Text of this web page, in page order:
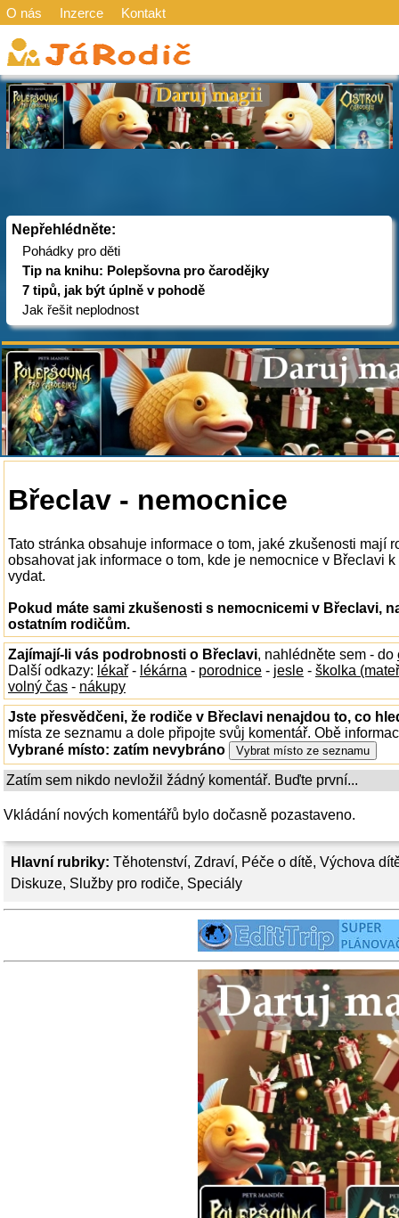
O nás Inzerce Kontakt
Nepřehlédněte:
Pohádky pro děti
Tip na knihu: Polepšovna pro čarodějky
7 tipů, jak být úplně v pohodě
Jak řešit neplodnost
Hlavní rubriky: Těhotenství, Zdraví, Péče o dítě, Výchova
Diskuze, Služby pro rodiče, Speciály
Břeclav - nemocnice
Tato stránka obsahuje informace o tom, jaké zkušenosti mají
obsahovat jak informace o tom, kde je nemocnice v Břeclavi
vydat.
Pokud máte sami zkušenosti s nemocnicemi v Břeclavi,
ostatním rodičům.
Zajímají-li vás podrobnosti o Břeclavi, nahlédněte sem - do
Další odkazy: lékař - lékárna - porodnice - jesle - školka
volný čas - nákupy
Jste přesvědčeni, že rodiče v Břeclavi nenajdou to, co
místa ze seznamu a dole připojte svůj komentář. Obě
Vybrané místo: zatím nevybráno
Zatím sem nikdo nevložil žádný komentář. Buďte první...
Vkládání nových komentářů bylo dočasně pozastaveno.